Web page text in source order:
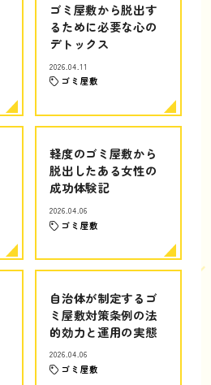
ゴミ屋敷から脱出す
るために必要な心の
デトックス
2026.04.11
ゴミ屋敷
軽度のゴミ屋敷から
脱出したある女性の
成功体験記
2026.04.06
ゴミ屋敷
自治体が制定するゴ
ミ屋敷対策条例の法
的効力と運用の実態
2026.04.06
ゴミ屋敷